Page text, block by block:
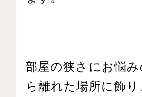
部屋の狭さにお悩
ら離れた場所に飾